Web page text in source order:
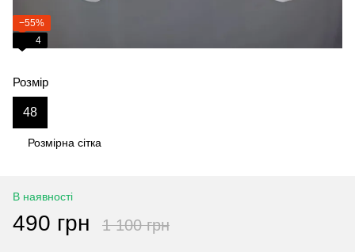
−55%
4
Розмір
48
Розмірна сітка
В наявності
490 грн 1 100 грн